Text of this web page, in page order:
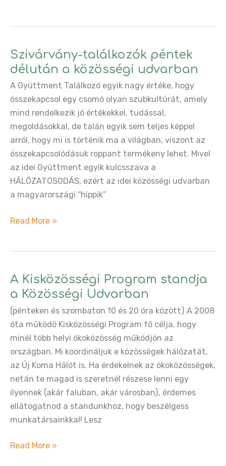
a
Gyüttmenten!
Szivárvány-találkozók péntek
délután a közösségi udvarban
A Gyüttment Találkozó egyik nagy értéke, hogy
összekapcsol egy csomó olyan szubkultúrát, amely
mind rendelkezik jó értékekkel, tudással,
megoldásokkal, de talán egyik sem teljes képpel
arról, hogy mi is történik ma a világban, viszont az
összekapcsolódásuk roppant termékeny lehet. Mivel
az idei Gyüttment egyik kulcsszava a
HÁLÓZATOSODÁS, ezért az idei közösségi udvarban
a magyarországi “hippik”
Szivárvány-
a
közösségi
Read More »
A Kisközösségi Program standja
a Közösségi Udvarban
(pénteken és szombaton 10 és 20 óra között) A 2008
óta működő Kisközösségi Program fő célja, hogy
minél több helyi ökoközösség működjön az
országban. Mi koordináljuk e közösségek hálózatát,
az Új Koma Hálót is. Ha érdekelnek az ökoközösségek,
netán te magad is szeretnél részese lenni egy
ilyennek (akár faluban, akár városban), érdemes
ellátogatnod a standunkhoz, hogy beszélgess
munkatársainkkal! Lesz
A
Read More »